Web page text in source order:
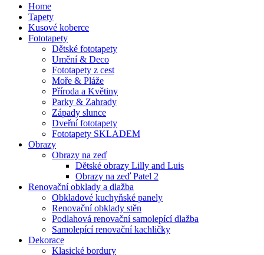
Home
Tapety
Kusové koberce
Fototapety
Dětské fototapety
Umění & Deco
Fototapety z cest
Moře & Pláže
Příroda a Květiny
Parky & Zahrady
Západy slunce
Dveřní fototapety
Fototapety SKLADEM
Obrazy
Obrazy na zeď
Dětské obrazy Lilly and Luis
Obrazy na zeď Patel 2
Renovační obklady a dlažba
Obkladové kuchyňské panely
Renovační obklady stěn
Podlahová renovační samolepící dlažba
Samolepící renovační kachličky
Dekorace
Klasické bordury